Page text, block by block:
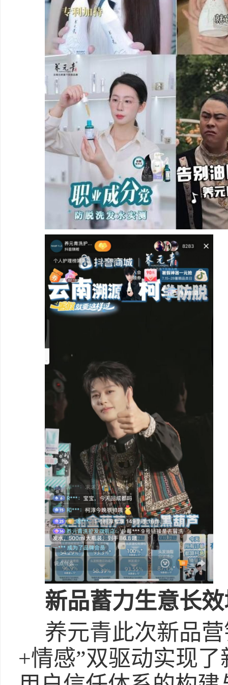
新品蓄力生意长
养元青此次新品
+情感”双驱动实现